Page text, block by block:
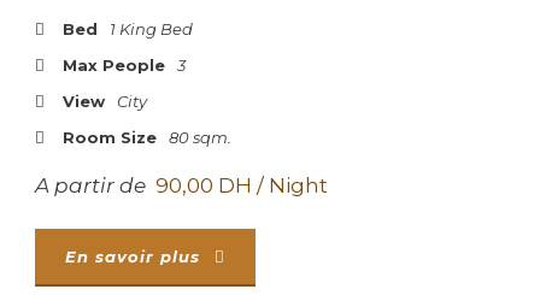
Bed
1 King Bed
Max People
3
View
City
Room Size
80 sqm.
A partir de 90,00 DH / Night
En savoir plus